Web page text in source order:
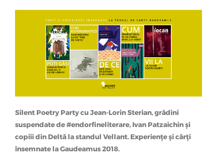
Silent Poetry Party cu Jean-Lorin Sterian, grădini
suspendate de #endorfineliterare, Ivan Patzaichin și
copiii din Deltă la standul Vellant. Experiențe și cărți
însemnate la Gaudeamus 2018.